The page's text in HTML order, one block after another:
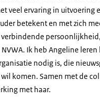
veel ervaring in uitvoering
betekent en met zich
Ik heb Angeline
nodig is, die
komen. Samen met de
met haar.